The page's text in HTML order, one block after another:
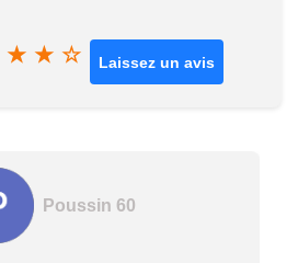
★ ★ ☆ Laissez un avis
Poussin 60